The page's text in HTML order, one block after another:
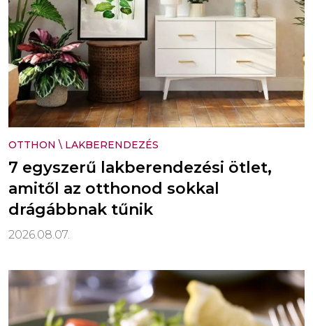
OTTHON \ LAKBERENDEZÉS
7 egyszerű lakberendezési ötlet,
amitől az otthonod sokkal
drágábbnak tűnik
2026.08.07.